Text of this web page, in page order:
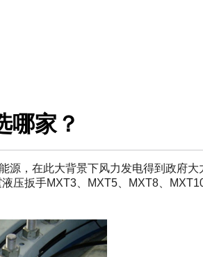
哪家？
，在此大背景下风力发电得到政府
压扳手MXT3、MXT5、MXT8、